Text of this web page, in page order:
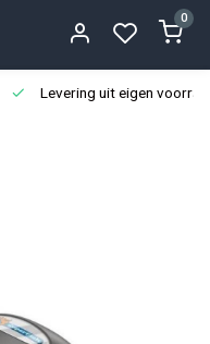
0
Levering uit eigen